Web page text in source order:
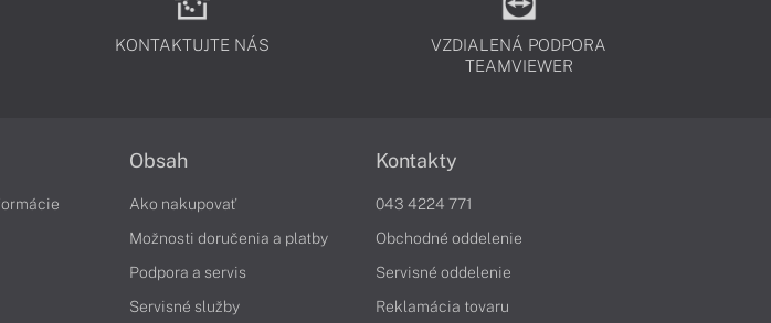
KONTAKTUJTE NÁS
VZDIALENÁ PODPORA
TEAMVIEWER
Obsah
Ako nakupovať
Možnosti doručenia a platby
Podpora a servis
Servisné služby
Kontakty
043 4224 771
Obchodné oddelenie
Servisné oddelenie
Reklamácia tovaru